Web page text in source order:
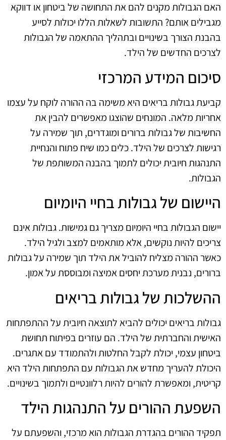
האם הגבולות מקנים להם את התחושה של ביטחון או דווקא
מגבילים אותם? התשובות לשאלות הללו יכולות לסייע
בהבנת הצורך בשינויים ובתהליך ההתאמה של הגבולות
לצרכים החדשים של הילד.
סיכום המידע המרכזי
קביעת גבולות בריאים היא משימה בה ההורה לוקח על עצמו
אחריות מלאה. המונחים שהוצגו מאפשרים להבין את
החשיבות של גבולות ברורים ומוגדרים, תוך שמירה על
רגישות לצרכים של הילד. כלים כמו שיח פתוח והנחיית
התנהגות חיובית יכולים לתמוך בהבנה המשותפת של
הגבולות.
היישום של גבולות בחיי היומיום
יישום הגבולות בחיי היומיום מצריך גם גמישות. גבולות אינם
צריכים להיות נוקשים, אלא מותאמים למצב ולגיל הילד.
כאשר ההורה מצליח להוביל את הילד תוך שמירה על גבולות
ברורים, נבנית מערכת יחסים אמיצה ומבוססת על אמון.
ההשלכות של גבולות בריאים
גבולות בריאים יכולים להביא לתוצאה חיובית על ההתפתחות
האישית והחברתית של הילד. הם עוזרים בפיתוח תחושת
ביטחון עצמי, יכולת לקבל החלטות ולהתמודד עם אתגרים.
היכולת להעריך מחדש את הגבולות עם התפתחות הילד היא
קריטית, ומאפשרת להורים להיות רלוונטיים ולתמוך בשינויים.
השפעת ההורים על התנהגות הילד
תפקיד ההורים בהגדרת הגבולות הוא מרכזי, והשפעתם על